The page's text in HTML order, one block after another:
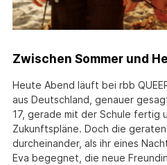
Zwischen Sommer und
Heute Abend läuft bei rbb
aus Deutschland, genauer
17, gerade mit der Schule fertig
Zukunftspläne. Doch die
durcheinander, als ihr eines
Eva begegnet, die neue